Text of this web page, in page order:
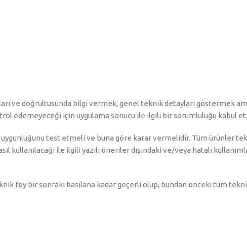
ve doğrultusunda bilgi vermek, genel teknik detayları göstermek
edemeyeceği için uygulama sonucu ile ilgili bir sorumluluğu kabul
uygunluğunu test etmeli ve buna göre karar vermelidir. Tüm ürünler
kullanılacağı ile ilgili yazılı öneriler dışındaki ve/veya hatalı
föy bir sonraki basılana kadar geçerli olup, bundan önceki tüm